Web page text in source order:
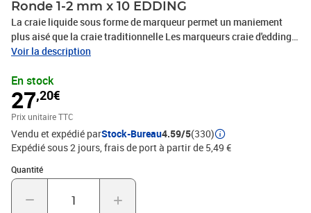
Ronde 1-2 mm x 10 EDDING
La craie liquide sous forme de marqueur permet un maniement
plus aisé que la craie traditionnelle Les marqueurs craie d'edding
permettent de réaliser en toute facilité des caractères élégants et
couleurs brillantes est proposé L'orange fluo et le rose fluo
resplendissent sous la lumière UV Avec une largeur d'écriture fine,
on pourra ajouter des ornements et écrire sur de petites surfaces
Le marqueur craie liquide edding est un instrument très prisé des
restaurants, des commerces de détail et des concessionnaires
automobiles Partout où il faut des inscriptions réalisées avec
précision A la maison, on pourra aussi décorer, par exemple, des
fenêtres pour n'importe quelle saison ou occasion La surface
pourra être décorée à main levée ou à l'aide d'un modèle Dans ce
Voir la description
En stock
27,20€
Prix unitaire TTC
Vendu et expédié parStock-Bureau4.59/5(330)
Expédié sous 2 jours, frais de port à partir de 5,49 €
Quantité
Quantité : 1